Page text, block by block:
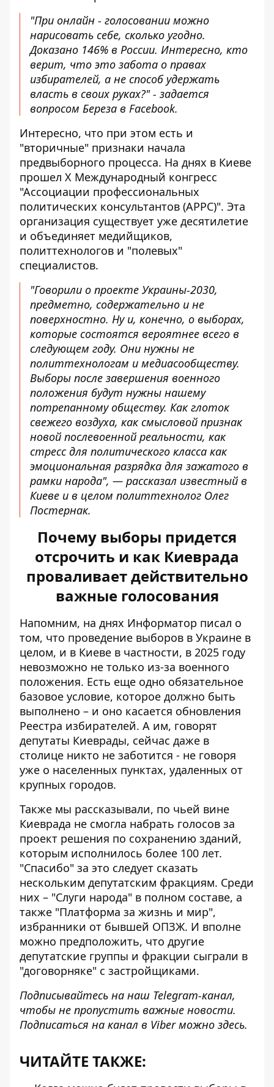
"При онлайн - голосовании можно
нарисовать себе, сколько угодно.
Доказано 146% в России. Интересно, кто
верит, что это забота о правах
избирателей, а не способ удержать
власть в своих руках?" - задается
вопросом Береза ​​в Facebook.
Интересно, что при этом есть и
"вторичные" признаки начала
предвыборного процесса. На днях в Киеве
прошел Х Международный конгресс
"Ассоциации профессиональных
политических консультантов (APPC)". Эта
организация существует уже десятилетие
и объединяет медийщиков,
политтехнологов и "полевых"
специалистов.
"Говорили о проекте Украины-2030,
предметно, содержательно и не
поверхностно. Ну и, конечно, о выборах,
которые состоятся вероятнее всего в
следующем году. Они нужны не
политтехнологам и медиасообществу.
Выборы после завершения военного
положения будут нужны нашему
потрепанному обществу. Как глоток
свежего воздуха, как смысловой признак
новой послевоенной реальности, как
стресс для политического класса как
эмоциональная разрядка для зажатого в
рамки народа", — рассказал известный в
Киеве и в целом политтехнолог Олег
Постернак.
Почему выборы придется
отсрочить и как Киеврада
проваливает действительно
важные голосования
Напомним, на днях Информатор писал о
том, что проведение выборов в Украине в
целом, и в Киеве в частности, в 2025 году
невозможно не только из-за военного
положения. Есть еще одно обязательное
базовое условие, которое должно быть
выполнено – и оно касается обновления
Реестра избирателей. А им, говорят
депутаты Киеврады, сейчас даже в
столице никто не заботится - не говоря
уже о населенных пунктах, удаленных от
крупных городов.
Также мы рассказывали, по чьей вине
Киеврада не смогла набрать голосов за
проект решения по сохранению зданий,
которым исполнилось более 100 лет.
"Спасибо" за это следует сказать
нескольким депутатским фракциям. Среди
них – "Слуги народа" в полном составе, а
также "Платформа за жизнь и мир",
избранники от бывшей ОПЗЖ. И вполне
можно предположить, что другие
депутатские группы и фракции сыграли в
"договорняке" с застройщиками.
Подписывайтесь на наш Telegram-канал,
чтобы не пропустить важные новости.
Подписаться на канал в Viber можно здесь.
ЧИТАЙТЕ ТАКЖЕ: